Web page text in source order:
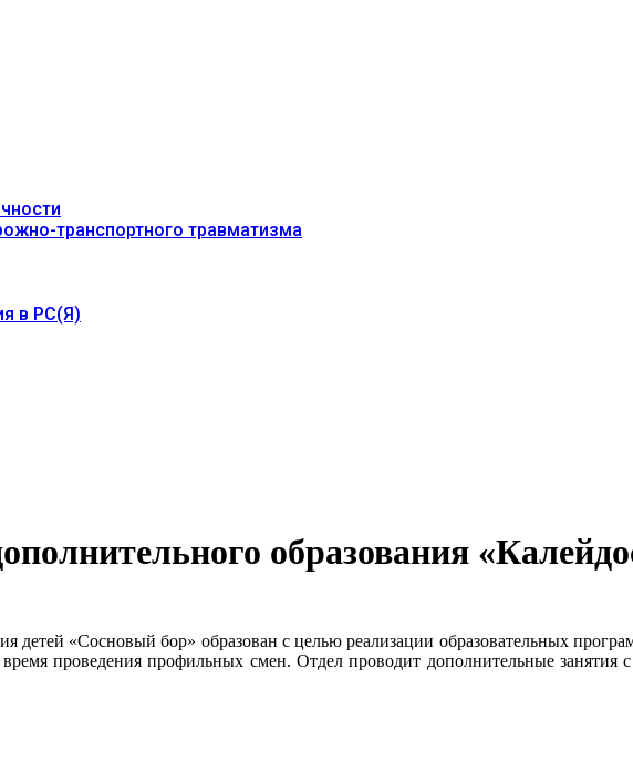
транспортного травматизма
в РС(Я)
образования
детей «Сосновый бор» образован с целью реализации образовательных
проведения профильных смен. Отдел проводит дополнительные занятия